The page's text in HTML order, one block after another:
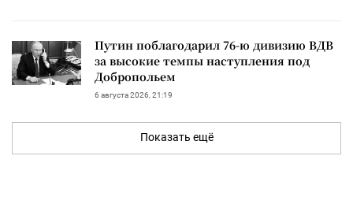
Путин поблагодарил 76-ю дивизию ВДВ
за высокие темпы наступления под
Добропольем
6 августа 2026, 21:19
Показать ещё